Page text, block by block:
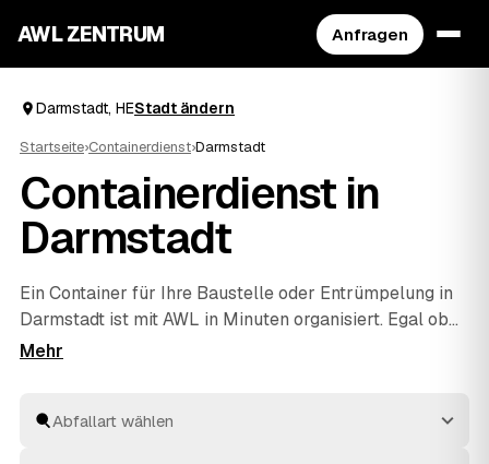
AWL ZENTRUM Anfragen
Darmstadt, HEStadt ändern
Startseite›Containerdienst›Darmstadt
Containerdienst in
Darmstadt
Ein Container für Ihre Baustelle oder Entrümpelung in
Darmstadt ist mit AWL in Minuten organisiert. Egal ob
Bauschutt, Grünschnitt, Sperrmüll oder Mischabfall –
wieder abgeholt wird vom Anbieter, Sie müssen sich um